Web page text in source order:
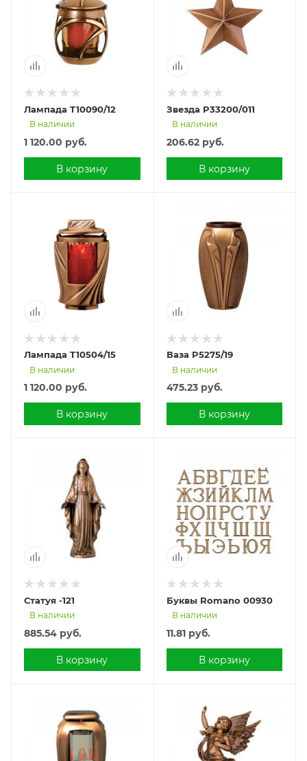
Лампада T10090/12
В наличии
1 120.00 руб.
В корзину
Звезда P33200/011
В наличии
206.62руб.
В корзину
Лампада T10504/15
В наличии
1 120.00 руб.
В корзину
Ваза P5275/19
В наличии
475.23руб.
В корзину
Статуя -121
В наличии
885.54 руб.
В корзину
Буквы Romanо 00930
В наличии
11.81руб.
В корзину